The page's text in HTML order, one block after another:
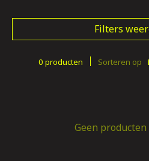
Filters
0 producten Sorteren op
Geen producten